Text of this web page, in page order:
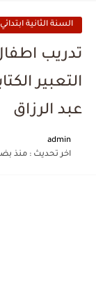
السنة الثانية ابتدائي
تدريب
التعبير
عبد الرزاق
admin
اخر تحديث :منذ